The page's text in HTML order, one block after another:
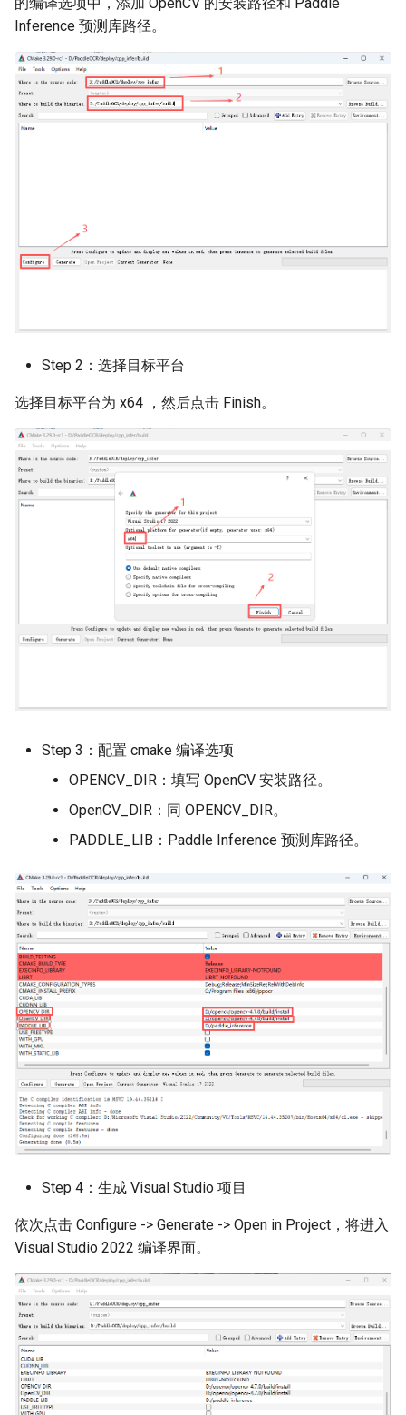
Inference 预测库路径。
Step 2：选择目标平台
选择目标平台为 x64 ，然后点击 Finish。
Step 3：配置 cmake 编译选项
OPENCV_DIR：填写 OpenCV 安装路径。
OpenCV_DIR：同 OPENCV_DIR。
PADDLE_LIB：Paddle Inference 预测库路径。
Step 4：生成 Visual Studio 项目
依次点击 Configure -> Generate -> Open in Project，将进入
Visual Studio 2022 编译界面。